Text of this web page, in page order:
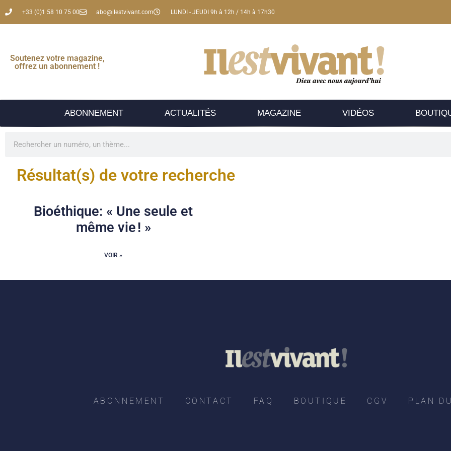
+33 (0)1 58 10 75 00 abo@ilestvivant.com LUNDI - JEUDI 9h à 12h / 14h à 17h30
Soutenez votre magazine,
offrez un abonnement !
ABONNEMENT ACTUALITÉS MAGAZINE VIDÉOS
Résultat(s) de votre recherche
Bioéthique: « Une seule et
même vie ! »
VOIR »
ABONNEMENT CONTACT FAQ BOUTIQUE CGV PLAN